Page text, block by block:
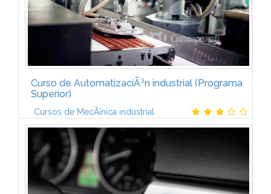
Curso de AutomatizaciÃ³n industrial (Programa
Superior)
Cursos de MecÃ¡nica industrial
El curso superior en automatizaciÃ³n industrial estÃ¡
formado por cuatro mÃ³dulos:AUTÃMATAS
PROGRAMABLES I (6 ECTS)IntroducciÃ³n a la
automatizaciÃ³n. Elementos de un sistema...